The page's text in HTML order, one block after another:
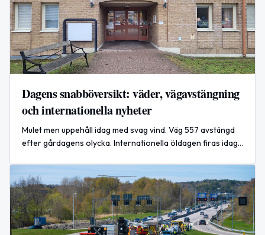
Dagens snabböversikt: väder, vägavstängning
och internationella nyheter
Mulet men uppehåll idag med svag vind. Väg 557 avstängd
efter gårdagens olycka. Internationella öldagen firas idag.